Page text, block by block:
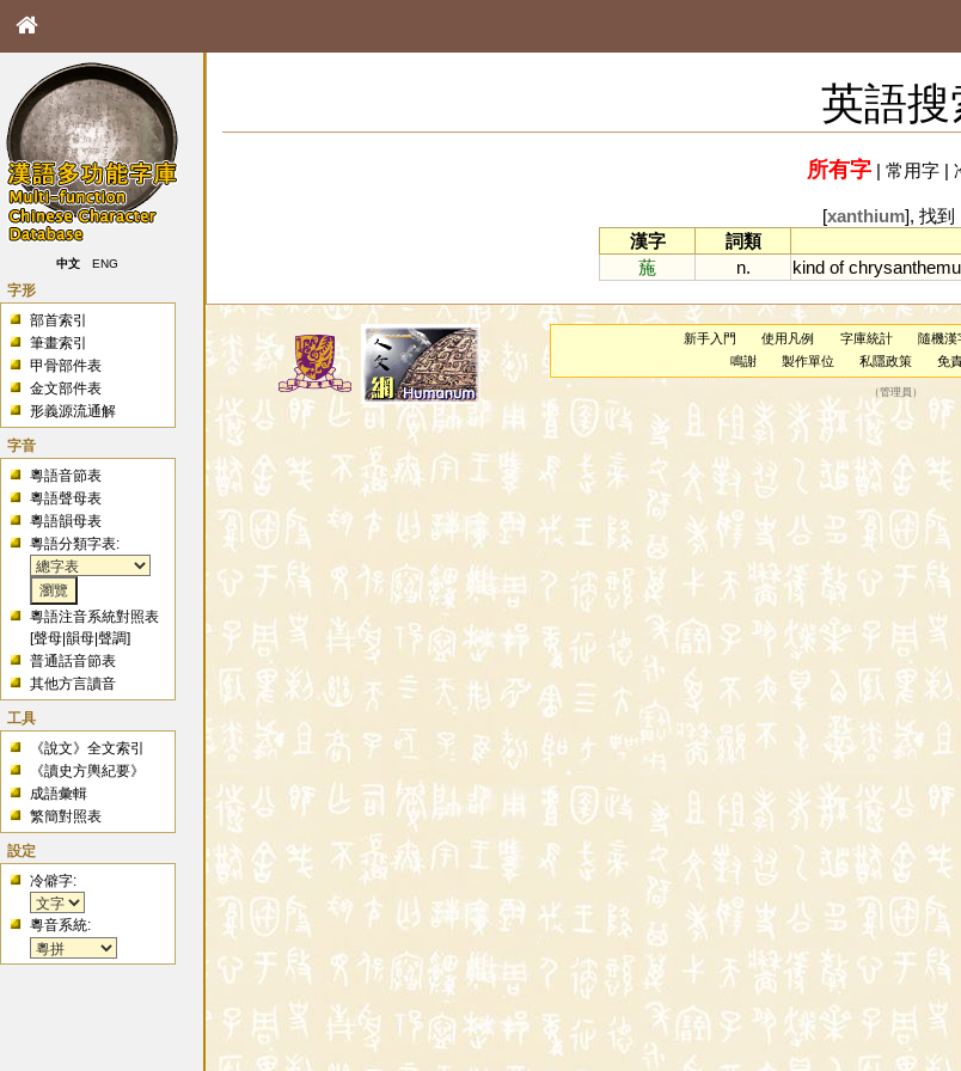
中文 ENG
字形
部首索引
筆畫索引
甲骨部件表
金文部件表
形義源流通解
字音
粵語音節表
粵語聲母表
粵語韻母表
粵語分類字表:
粵語注音系統對照表
[聲母 |韻母 |聲調]
普通話音節表
其他方言讀音
工具
《說文》全文索引
《讀史方輿紀要》
成語彙輯
繁簡對照表
設定
冷僻字:
粵音系統:
英語搜
所有字| 常用字|
[xanthium], 找到
漢字
詞類
葹
n. kind of
新手入門 使用凡例 字庫統計 隨機漢
鳴謝
製作單位 私隱政策 免
（管理員 ）